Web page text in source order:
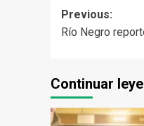
Post
Previous:
Río Negro
Continuar